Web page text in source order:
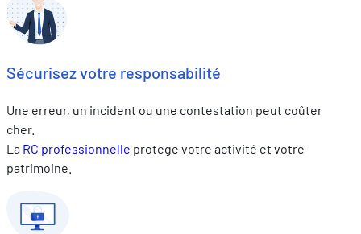
Sécurisez votre responsabilité
Une erreur, un incident ou une contestation peut coûter
cher.
La RC professionnelle protège votre activité et votre
patrimoine.